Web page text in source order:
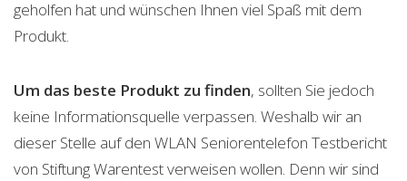
geholfen hat und wünschen Ihnen viel Spaß mit dem
Produkt.
Um das beste Produkt zu finden, sollten Sie jedoch
keine Informationsquelle verpassen. Weshalb wir an
dieser Stelle auf den WLAN Seniorentelefon Testbericht
von Stiftung Warentest verweisen wollen. Denn wir sind